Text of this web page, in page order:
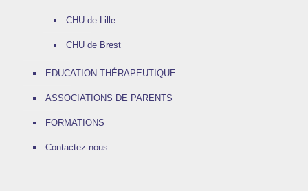
CHU de Lille
CHU de Brest
EDUCATION THÉRAPEUTIQUE
ASSOCIATIONS DE PARENTS
FORMATIONS
Contactez-nous